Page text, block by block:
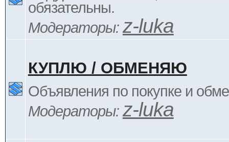
обязательны.
Модераторы: z-luka
КУПЛЮ / ОБМЕНЯЮ
Объявления по покупке и
Модераторы: z-luka